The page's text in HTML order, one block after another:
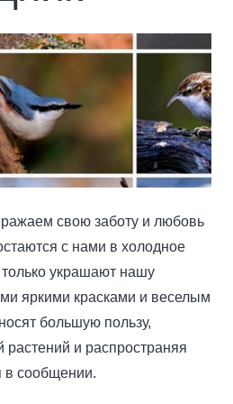
свою заботу и любовь
с нами в холодное
украшают нашу
яркими красками и веселым
большую пользу,
растений и распространяя
в сообщении.